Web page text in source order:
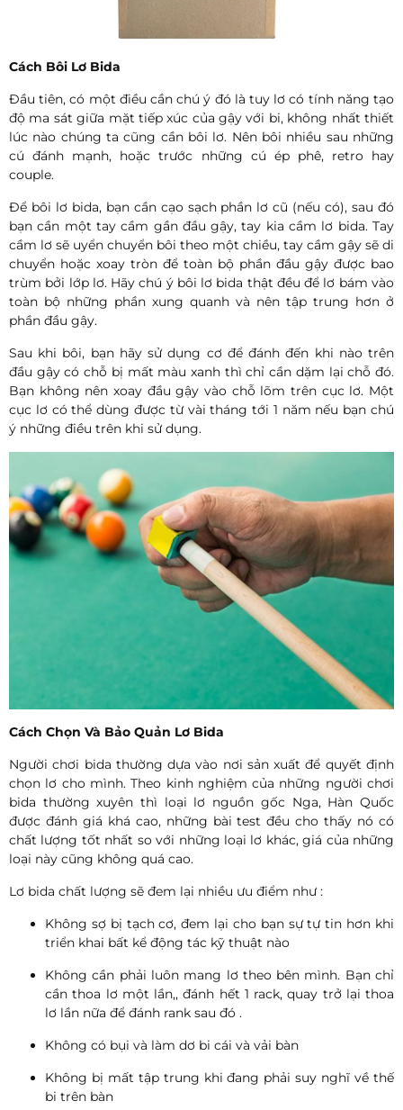
Cách Bôi Lơ Bida
Đầu tiên, có một điều cần chú ý đó là tuy lơ có tính năng tạo
độ ma sát giữa mặt tiếp xúc của gậy với bi, không nhất thiết
lúc nào chúng ta cũng cần bôi lơ. Nên bôi nhiều sau những
cú đánh mạnh, hoặc trước những cú ép phê, retro hay
couple.
Để bôi lơ bida, bạn cần cạo sạch phần lơ cũ (nếu có), sau đó
bạn cần một tay cầm gần đầu gậy, tay kia cầm lơ bida. Tay
cầm lơ sẽ uyển chuyển bôi theo một chiều, tay cầm gậy sẽ di
chuyển hoặc xoay tròn để toàn bộ phần đầu gậy được bao
trùm bởi lớp lơ. Hãy chú ý bôi lơ bida thật đều để lơ bám vào
toàn bộ những phần xung quanh và nên tập trung hơn ở
phần đầu gậy.
Sau khi bôi, bạn hãy sử dụng cơ để đánh đến khi nào trên
đầu gậy có chỗ bị mất màu xanh thì chỉ cần dặm lại chỗ đó.
Bạn không nên xoay đầu gậy vào chỗ lõm trên cục lơ. Một
cục lơ có thể dùng được từ vài tháng tới 1 năm nếu bạn chú
ý những điều trên khi sử dụng.
Cách Chọn Và Bảo Quản Lơ Bida
Người chơi bida thường dựa vào nơi sản xuất để quyết định
chọn lơ cho mình. Theo kinh nghiệm của những người chơi
bida thường xuyên thì loại lơ nguồn gốc Nga, Hàn Quốc
được đánh giá khá cao, những bài test đều cho thấy nó có
chất lượng tốt nhất so với những loại lơ khác, giá của những
loại này cũng không quá cao.
Lơ bida chất lượng sẽ đem lại nhiều ưu điểm như :
Không sợ bị tạch cơ, đem lại cho bạn sự tự tin hơn khi
triển khai bất kể động tác kỹ thuật nào
Không cần phải luôn mang lơ theo bên mình. Bạn chỉ
cần thoa lơ một lần,, đánh hết 1 rack, quay trở lại thoa
lơ lần nữa để đánh rank sau đó .
Không có bụi và làm dơ bi cái và vải bàn
Không bị mất tập trung khi đang phải suy nghĩ về thế
bi trên bàn